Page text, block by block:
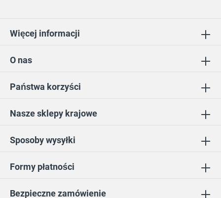
Państwa korzyści
Nasze sklepy krajowe
Bezpieczne zamówienie
O nas
Więcej informacji
Formy płatności
Sposoby wysyłki